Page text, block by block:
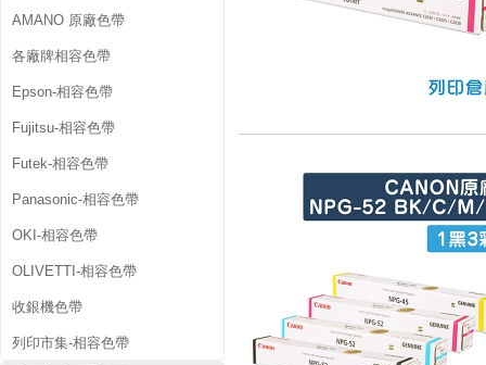
AMANO 原廠色帶
各廠牌相容色帶
Epson-相容色帶
Fujitsu-相容色帶
Futek-相容色帶
Panasonic-相容色帶
OKI-相容色帶
OLIVETTI-相容色帶
收銀機色帶
列印市集-相容色帶